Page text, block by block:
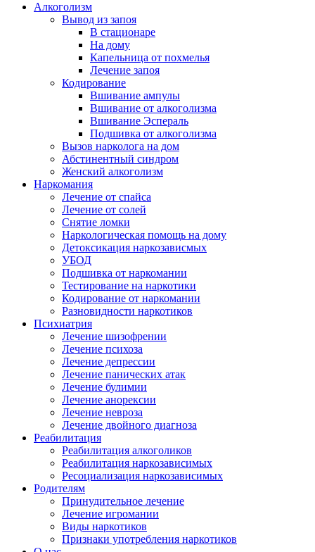
Алкоголизм
Вывод из запоя
В стационаре
На дому
Капельница от похмелья
Лечение запоя
Кодирование
Вшивание ампулы
Вшивание от алкоголизма
Вшивание Эспераль
Подшивка от алкоголизма
Вызов нарколога на дом
Абстинентный синдром
Женский алкоголизм
Наркомания
Лечение от спайса
Лечение от солей
Снятие ломки
Наркологическая помощь на дому
Детоксикация наркозависмых
УБОД
Подшивка от наркомании
Тестирование на наркотики
Кодирование от наркомании
Разновидности наркотиков
Психиатрия
Лечение шизофрении
Лечение психоза
Лечение депрессии
Лечение панических атак
Лечение булимии
Лечение анорексии
Лечение невроза
Лечение двойного диагноза
Реабилитация
Реабилитация алкоголиков
Реабилитация наркозависимых
Ресоциализация наркозависимых
Родителям
Принудительное лечение
Лечение игромании
Виды наркотиков
Признаки употребления наркотиков